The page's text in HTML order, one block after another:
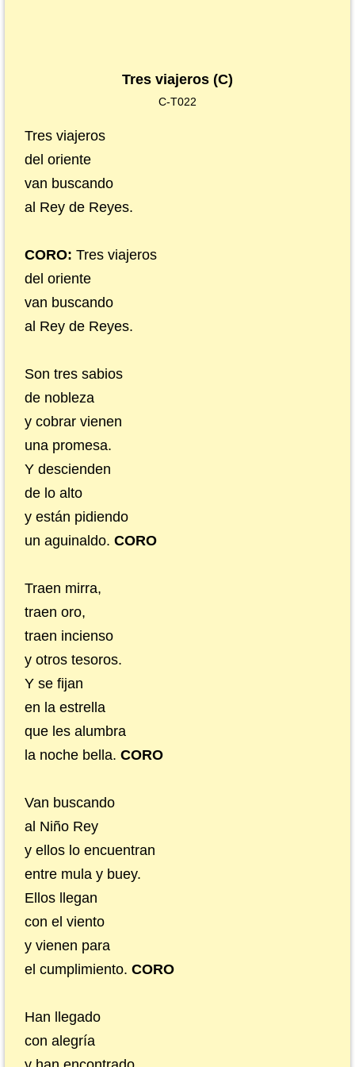
Tres viajeros (C)
C-T022
Tres viajeros
del oriente
van buscando
al Rey de Reyes.
CORO: Tres viajeros
del oriente
van buscando
al Rey de Reyes.
Son tres sabios
de nobleza
y cobrar vienen
una promesa.
Y descienden
de lo alto
y están pidiendo
un aguinaldo. CORO
Traen mirra,
traen oro,
traen incienso
y otros tesoros.
Y se fijan
en la estrella
que les alumbra
la noche bella. CORO
Van buscando
al Niño Rey
y ellos lo encuentran
entre mula y buey.
Ellos llegan
con el viento
y vienen para
el cumplimiento. CORO
Han llegado
con alegría